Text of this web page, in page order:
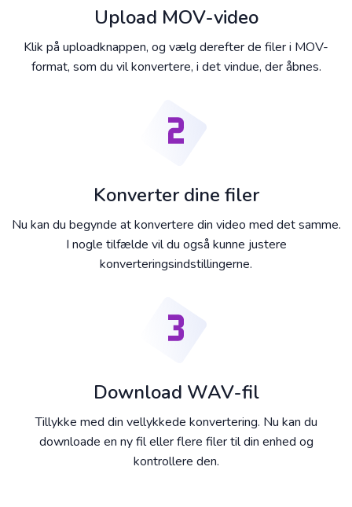
Upload MOV-video
Klik på uploadknappen, og vælg derefter de filer i MOV-
format, som du vil konvertere, i det vindue, der åbnes.
Konverter dine filer
Nu kan du begynde at konvertere din video med det samme.
I nogle tilfælde vil du også kunne justere
konverteringsindstillingerne.
Download WAV-fil
Tillykke med din vellykkede konvertering. Nu kan du
downloade en ny fil eller flere filer til din enhed og
kontrollere den.